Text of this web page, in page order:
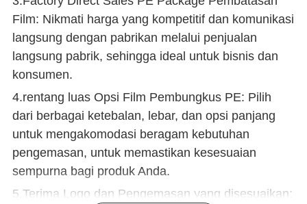
Film: Nikmati harga yang kompetitif dan komunikasi
langsung dengan pabrikan melalui penjualan
langsung pabrik, sehingga ideal untuk bisnis dan
konsumen.
4.rentang luas Opsi Film Pembungkus PE: Pilih
dari berbagai ketebalan, lebar, dan opsi panjang
untuk mengakomodasi beragam kebutuhan
pengemasan, untuk memastikan kesesuaian
sempurna bagi produk Anda.
5.Terima Logo dan Pengemasan yang disesuaikan: